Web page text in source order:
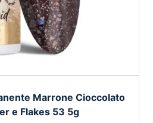
Marrone Cioccolato
e Flakes 53 5g